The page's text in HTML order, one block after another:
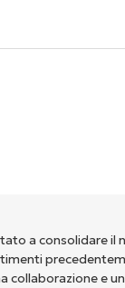
a consolidare
collaborazione e